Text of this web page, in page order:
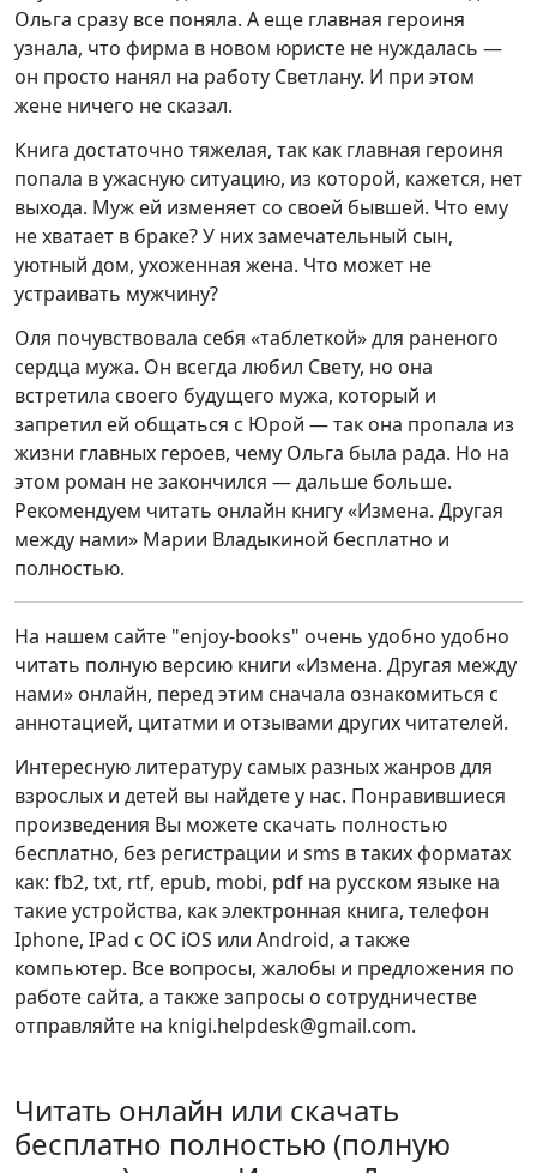
Ольга сразу все поняла. А еще главная героиня
узнала, что фирма в новом юристе не нуждалась —
он просто нанял на работу Светлану. И при этом
жене ничего не сказал.
Книга достаточно тяжелая, так как главная героиня
попала в ужасную ситуацию, из которой, кажется, нет
выхода. Муж ей изменяет со своей бывшей. Что ему
не хватает в браке? У них замечательный сын,
уютный дом, ухоженная жена. Что может не
устраивать мужчину?
Оля почувствовала себя «таблеткой» для раненого
сердца мужа. Он всегда любил Свету, но она
встретила своего будущего мужа, который и
запретил ей общаться с Юрой — так она пропала из
жизни главных героев, чему Ольга была рада. Но на
этом роман не закончился — дальше больше.
Рекомендуем читать онлайн книгу «Измена. Другая
между нами» Марии Владыкиной бесплатно и
полностью.
На нашем сайте "enjoy-books" очень удобно удобно
читать полную версию книги «Измена. Другая между
нами» онлайн, перед этим сначала ознакомиться с
аннотацией, цитатми и отзывами других читателей.
Интересную литературу самых разных жанров для
взрослых и детей вы найдете у нас. Понравившиеся
произведения Вы можете скачать полностью
бесплатно, без регистрации и sms в таких форматах
как: fb2, txt, rtf, epub, mobi, pdf на русском языке на
такие устройства, как электронная книга, телефон
Iphone, IPad с ОС iOS или Android, а также
компьютер. Все вопросы, жалобы и предложения по
работе сайта, а также запросы о сотрудничестве
отправляйте на knigi.helpdesk@gmail.com.
Читать онлайн или скачать
бесплатно полностью (полную